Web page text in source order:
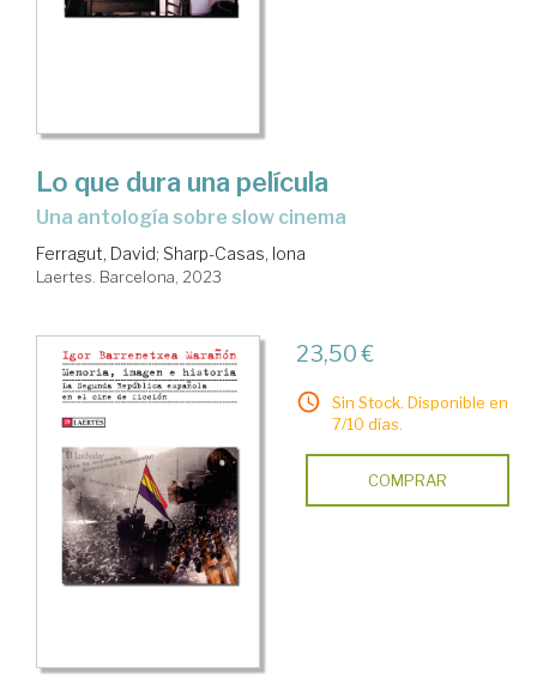
Lo que dura una película
una antología sobre slow cinema
Ferragut, David; Sharp-Casas, Iona
Laertes. Barcelona, 2023
23,50 €
Sin Stock. Disponible en
7/10 días.
COMPRAR